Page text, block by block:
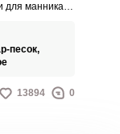
для манника.
песок,
13894 0